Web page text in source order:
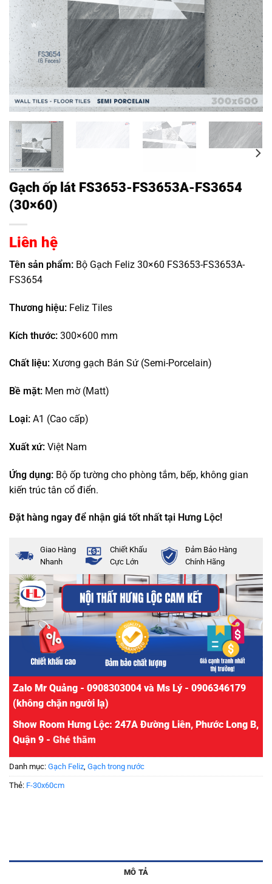
Gạch ốp lát FS3653-FS3653A-FS3654
(30×60)
Liên hệ
Tên sản phẩm: Bộ Gạch Feliz 30×60 FS3653-FS3653A-
FS3654
Thương hiệu: Feliz Tiles
Kích thước: 300×600 mm
Chất liệu: Xương gạch Bán Sứ (Semi-Porcelain)
Bề mặt: Men mờ (Matt)
Loại: A1 (Cao cấp)
Xuất xứ: Việt Nam
Ứng dụng: Bộ ốp tường cho phòng tắm, bếp, không gian
kiến trúc tân cổ điển.
Đặt hàng ngay để nhận giá tốt nhất tại Hưng Lộc!
Giao Hàng
Nhanh
Chiết Khấu
Cực Lớn
Đảm Bảo Hàng
Chính Hãng
Zalo Mr Quảng - 0908303004 và Ms Lý - 0906346179
(không chặn người lạ)
Show Room Hưng Lộc: 247A Đường Liên, Phước Long B,
Quận 9 - Ghé thăm
Danh mục: Gạch Feliz, Gạch trong nước
Thẻ: F-30x60cm
MÔ TẢ